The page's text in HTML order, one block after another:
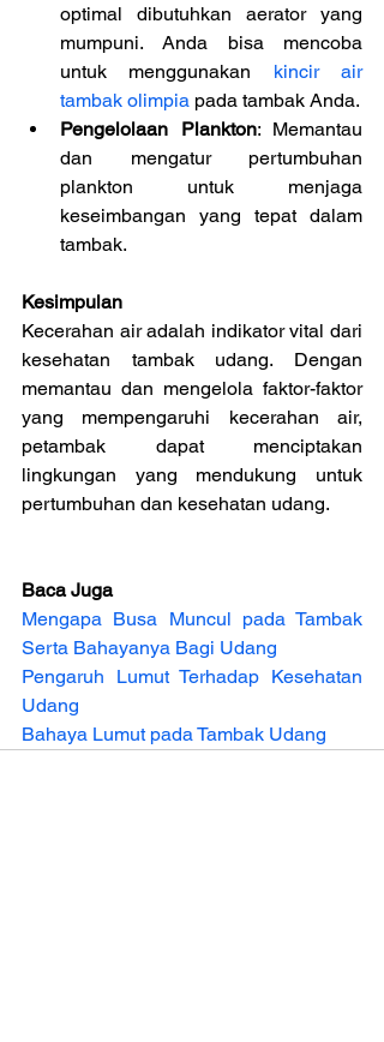
optimal dibutuhkan aerator yang
mumpuni. Anda bisa mencoba
untuk menggunakan kincir air
tambak olimpia pada tambak Anda.
Pengelolaan Plankton: Memantau
dan mengatur pertumbuhan
plankton untuk menjaga
keseimbangan yang tepat dalam
tambak.
Kesimpulan
Kecerahan air adalah indikator vital dari
kesehatan tambak udang. Dengan
memantau dan mengelola faktor-faktor
yang mempengaruhi kecerahan air,
petambak dapat menciptakan
lingkungan yang mendukung untuk
pertumbuhan dan kesehatan udang.
Baca Juga
Mengapa Busa Muncul pada Tambak
Serta Bahayanya Bagi Udang
Pengaruh Lumut Terhadap Kesehatan
Udang
Bahaya Lumut pada Tambak Udang